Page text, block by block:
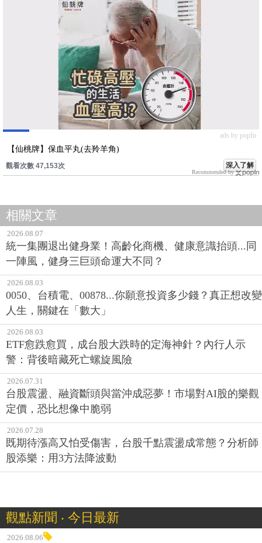
ads by popIn
【仙桃牌】保血平丸(去羚羊角)
觀看次數 47,153次 深入了解
Recommended by
相關文章
2026.08.07
統一集團退出健身業！高齡化商機、健康意識抬頭...同
一陣風，健身三巨頭命運大不同？
2026.08.03
0050、台積電、00878...你願意投資多少錢？真正想改變
人生，關鍵在「數大」
2026.08.03
ETF愈跌愈買，成台股大跌時的定海神針？內行人示
警：背後暗藏死亡螺旋風險
2026.07.31
台股震盪、融資斷頭與當沖成惡夢！市場對AI股的樂觀
定價，恐比想像中脆弱
2026.07.28
既期待漲高又怕受傷害，台股千點震盪成常態？分析師
股添樂：用3方法降波動
觀點新聞 ‧ 今日最新
2026.08.06